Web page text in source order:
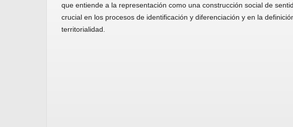
que entiende a la representación como una construcción social de
crucial en los procesos de identificación y diferenciación y en la
territorialidad.